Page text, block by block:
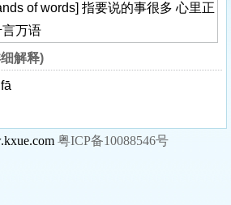
of words] 指要说的事很多 心里正
万语
解释)
粤ICP备10088546号